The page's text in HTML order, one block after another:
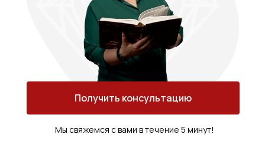
Мы свяжемся с вами в течение 5 минут!
Получить консультацию